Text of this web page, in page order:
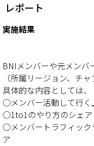
レポート
実施結果
BNIメンバーや元メンバ
（所属リージョン、チ
具体的な内容としては、
○メンバー活動して行く
○1to1のやり方のシェア
○メンバートラフィック
ア